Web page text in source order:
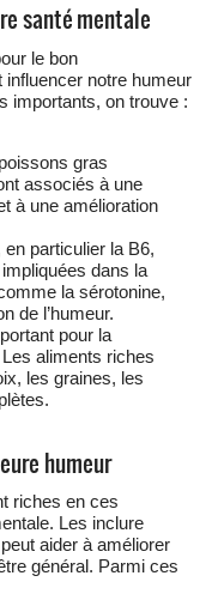
santé mentale
le bon
notre humeur
importants, on trouve :
gras
associés à une
à une amélioration
particulier la B6,
dans la
la sérotonine,
de l’humeur.
pour la
aliments riches
les graines, les
humeur
riches en ces
Les inclure
aider à améliorer
général. Parmi ces